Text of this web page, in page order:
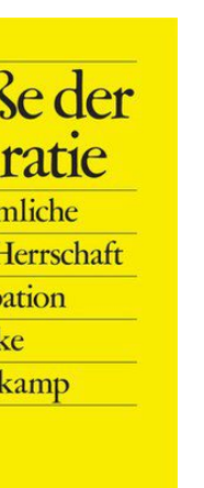
Herrschaft und
13.05.2019
283 Seiten